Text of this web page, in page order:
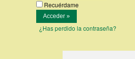
Recuérdame
¿Has perdido la contraseña?